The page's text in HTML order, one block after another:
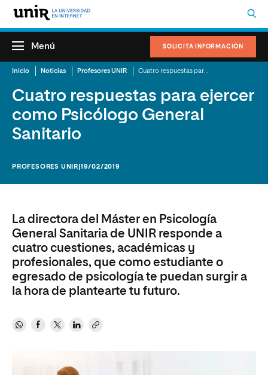
SOLICITA INFORMACIÓN
Menú
Inicio Noticias Profesores UNIR
Cuatro respuestas para ejercer
como Psicólogo General
Sanitario
PROFESORES UNIR |19/02/2019
La directora del Máster en Psicología
General Sanitaria de UNIR responde a
cuatro cuestiones, académicas y
profesionales, que como estudiante o
egresado de psicología te puedan surgir a
la hora de plantearte tu futuro.